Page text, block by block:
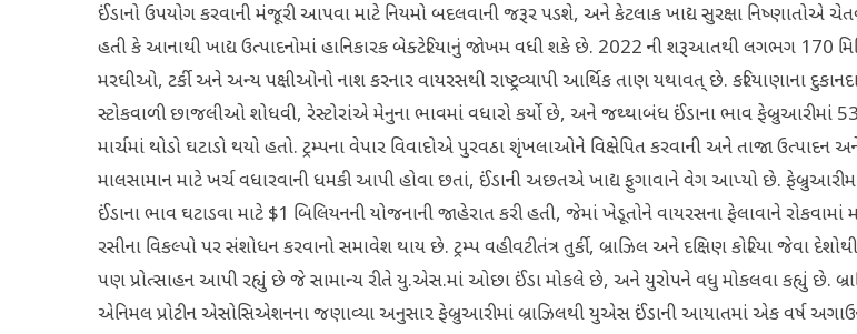
ઈંડાનો ઉપયોગ કરવાની મંજૂરી આપવા માટે નિયમો બદલવાની જરૂર પડશે, અને કેટલાક ખાદ્ય સુરક્ષા નિષ્ણાતોએ
હતી કે આનાથી ખાદ્ય ઉત્પાદનોમાં હાનિકારક બેક્ટેરિયાનું જોખમ વધી શકે છે. 2022 ની શરૂઆતથી લગભગ 170
મરઘીઓ, ટર્કી અને અન્ય પક્ષીઓનો નાશ કરનાર વાયરસથી રાષ્ટ્રવ્યાપી આર્થિક તાણ યથાવત્ છે. કરિયાણાના
સ્ટોકવાળી છાજલીઓ શોધવી, રેસ્ટોરાંએ મેનુના ભાવમાં વધારો કર્યો છે, અને જથ્થાબંધ ઈંડાના ભાવ ફેબ્રુઆરીમાં
માર્ચમાં થોડો ઘટાડો થયો હતો. ટ્રમ્પના વેપાર વિવાદોએ પુરવઠા શૃંખલાઓને વિક્ષેપિત કરવાની અને તાજા ઉત્પાદન
માલસામાન માટે ખર્ચ વધારવાની ધમકી આપી હોવા છતાં, ઈંડાની અછતએ ખાદ્ય ફુગાવાને વેગ આપ્યો છે.
ઈંડાના ભાવ ઘટાડવા માટે $1 બિલિયનની યોજનાની જાહેરાત કરી હતી, જેમાં ખેડૂતોને વાયરસના ફેલાવાને
રસીના વિકલ્પો પર સંશોધન કરવાનો સમાવેશ થાય છે. ટ્રમ્પ વહીવટીતંત્ર તુર્કી, બ્રાઝિલ અને દક્ષિણ કોરિયા જેવા
પણ પ્રોત્સાહન આપી રહ્યું છે જે સામાન્ય રીતે યુ.એસ.માં ઓછા ઈંડા મોકલે છે, અને યુરોપને વધુ મોકલવા કહ્યું છે.
એનિમલ પ્રોટીન એસોસિએશનના જણાવ્યા અનુસાર ફેબ્રુઆરીમાં બ્રાઝિલથી યુએસ ઈંડાની આયાતમાં એક વર્ષ